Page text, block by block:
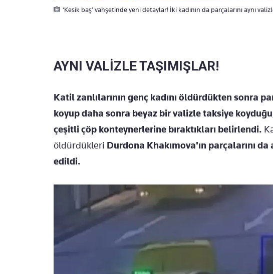
‘Kesik baş’ vahşetinde yeni detaylar! İki kadının da parçalarını aynı
AYNI VALİZLE TAŞIMIŞLAR!
Katil zanlılarının genç kadını öldürdükten sonra
koyup daha sonra beyaz bir valizle taksiye
çeşitli çöp konteynerlerine bıraktıkları belirlendi.
öldürdükleri Durdona Khakımova'ın parçalarını da
edildi.